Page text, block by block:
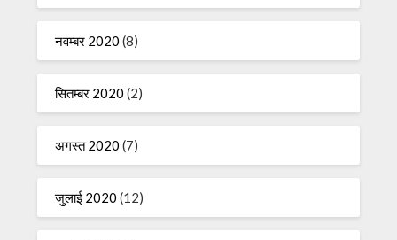
नवम्बर 2020 (8)
सितम्बर 2020 (2)
अगस्त 2020 (7)
जुलाई 2020 (12)